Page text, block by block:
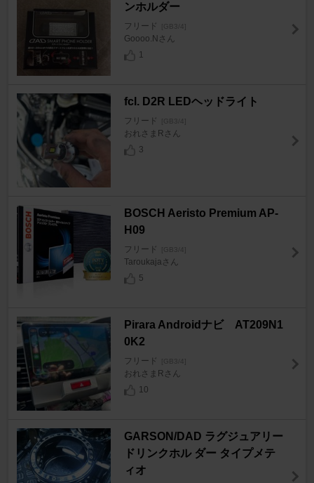
ンホルダー
フリード [GB3/4]
Goooo.Nさん
1
fcl. D2R LEDヘッドライト
フリード [GB3/4]
おれさまRさん
3
BOSCH Aeristo Premium AP-
H09
フリード [GB3/4]
Taroukajaさん
5
Pirara Androidナビ AT209N1
0K2
フリード [GB3/4]
おれさまRさん
10
GARSON/DAD ラグジュアリー
ドリンクホル ダー タイプメテ
ィオ